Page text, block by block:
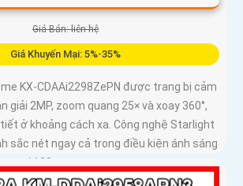
Giá Bán: liên hệ
Giá Khuyến Mại: 5%-35%
KX-CDAAi2298ZePN được trang bị cảm
giải 2MP, zoom quang 25× và xoay 360°,
ở khoảng cách xa. Công nghệ Starlight
sắc nét ngay cả trong điều kiện ánh sáng
120m